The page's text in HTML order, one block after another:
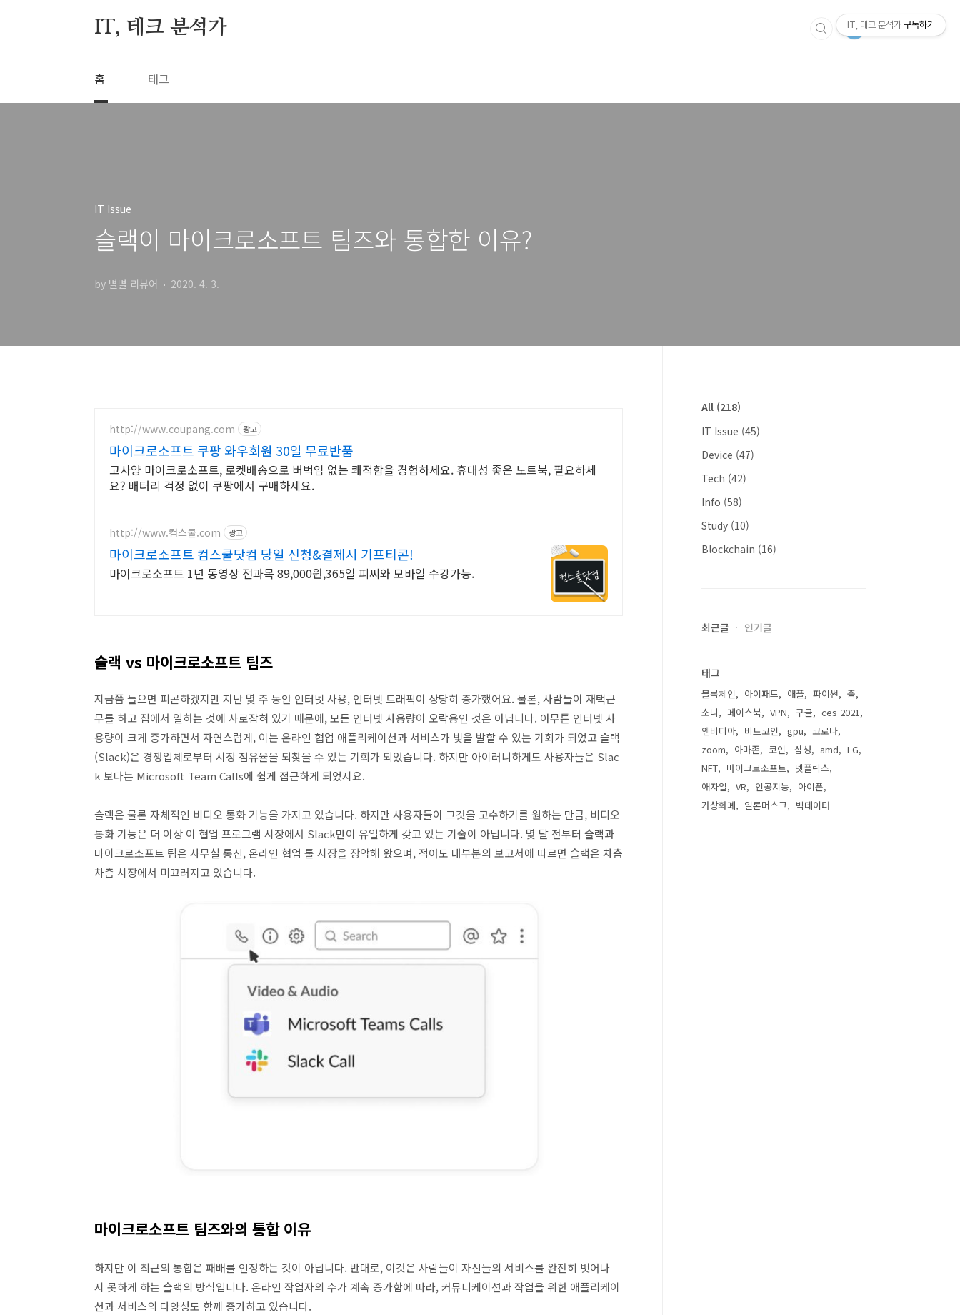
IT, 테크 분석가
홈 태그
IT Issue
슬랙이 마이크로소프트 팀즈와 통합한 이유?
by 별별 리뷰어 2020. 4. 3.
http://www.coupang.com 광고
마이크로소프트 쿠팡 와우회원 30일 무료반품
고사양 마이크로소프트, 로켓배송으로 버벅임 없는 쾌적함을 경험하세요. 휴대성 좋은 노트북, 필요하세
요? 배터리 걱정 없이 쿠팡에서 구매하세요.
http://www.컴스쿨.com 광고
마이크로소프트 컴스쿨닷컴 당일 신청&결제시 기프티콘!
마이크로소프트 1년 동영상 전과목 89,000원,365일 피씨와 모바일 수강가능.
슬랙 vs 마이크로소프트 팀즈
지금쯤 들으면 피곤하겠지만 지난 몇 주 동안 인터넷 사용, 인터넷 트래픽이 상당히 증가했어요. 물론, 사람들이 재택근
무를 하고 집에서 일하는 것에 사로잡혀 있기 때문에, 모든 인터넷 사용량이 오락용인 것은 아닙니다. 아무튼 인터넷 사
용량이 크게 증가하면서 자연스럽게, 이는 온라인 협업 애플리케이션과 서비스가 빛을 발할 수 있는 기회가 되었고 슬랙
(Slack)은 경쟁업체로부터 시장 점유율을 되찾을 수 있는 기회가 되었습니다. 하지만 아이러니하게도 사용자들은 Slac
k 보다는 Microsoft Team Calls에 쉽게 접근하게 되었지요.
슬랙은 물론 자체적인 비디오 통화 기능을 가지고 있습니다. 하지만 사용자들이 그것을 고수하기를 원하는 만큼, 비디오
통화 기능은 더 이상 이 협업 프로그램 시장에서 Slack만이 유일하게 갖고 있는 기술이 아닙니다. 몇 달 전부터 슬랙과
마이크로소프트 팀은 사무실 통신, 온라인 협업 툴 시장을 장악해 왔으며, 적어도 대부분의 보고서에 따르면 슬랙은 차츰
차츰 시장에서 미끄러지고 있습니다.
마이크로소프트 팀즈와의 통합 이유
하지만 이 최근의 통합은 패배를 인정하는 것이 아닙니다. 반대로, 이것은 사람들이 자신들의 서비스를 완전히 벗어나
지 못하게 하는 슬랙의 방식입니다. 온라인 작업자의 수가 계속 증가함에 따라, 커뮤니케이션과 작업을 위한 애플리케이
션과 서비스의 다양성도 함께 증가하고 있습니다.
All (218)
IT Issue (45)
Device (47)
Tech (42)
Info (58)
Study (10)
Blockchain (16)
최근글 인기글
태그
블록체인 아이패드 애플 파이썬
줌
소니
페이스북 VPN 구글
ces 2021
엔비디아
비트코인 gpu
코로나
zoom
아마존 코인 삼성 amd
LG
NFT
마이크로소프트
넷플릭스
애자일
VR 인공지능
아이폰
가상화폐
일론머스크 빅데이터
IT, 테크 분석가 구독하기